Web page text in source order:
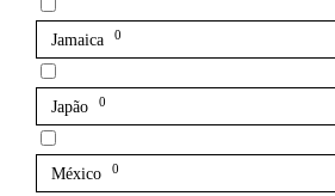
Jamaica 0
Japão 0
México 0